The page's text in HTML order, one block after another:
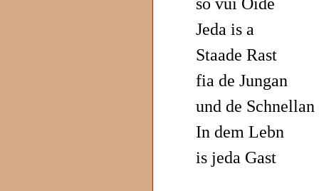
Jeda is a
Staade Rast
fia de Jungan
und de Schnellan
In dem Lebn
is jeda Gast